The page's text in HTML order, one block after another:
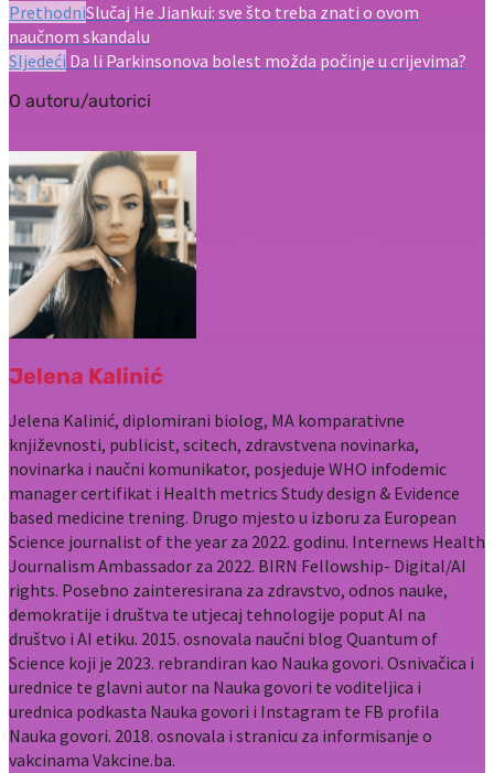
PrethodniSlučaj He Jiankui: sve što treba znati o ovom
naučnom skandalu
Sljedeći Da li Parkinsonova bolest možda počinje u crijevima?
O autoru/autorici
Jelena Kalinić
Jelena Kalinić, diplomirani biolog, MA komparativne
književnosti, publicist, scitech, zdravstvena novinarka,
novinarka i naučni komunikator, posjeduje WHO infodemic
manager certifikat i Health metrics Study design & Evidence
based medicine trening. Drugo mjesto u izboru za European
Science journalist of the year za 2022. godinu. Internews Health
Journalism Ambassador za 2022. BIRN Fellowship- Digital/AI
rights. Posebno zainteresirana za zdravstvo, odnos nauke,
demokratije i društva te utjecaj tehnologije poput AI na
društvo i AI etiku. 2015. osnovala naučni blog Quantum of
Science koji je 2023. rebrandiran kao Nauka govori. Osnivačica i
urednice te glavni autor na Nauka govori te voditeljica i
urednica podkasta Nauka govori i Instagram te FB profila
Nauka govori. 2018. osnovala i stranicu za informisanje o
vakcinama Vakcine.ba.